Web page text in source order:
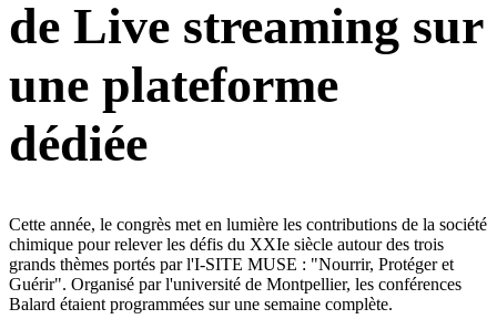
de Live streaming sur
une plateforme
dédiée
Cette année, le congrès met en lumière les contributions de la société
chimique pour relever les défis du XXIe siècle autour des trois
grands thèmes portés par l'I-SITE MUSE : "Nourrir, Protéger et
Guérir". Organisé par l'université de Montpellier, les conférences
Balard étaient programmées sur une semaine complète.